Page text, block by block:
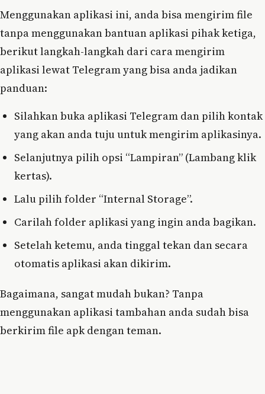
Menggunakan aplikasi ini, anda bisa mengirim file
tanpa menggunakan bantuan aplikasi pihak ketiga,
berikut langkah-langkah dari cara mengirim
aplikasi lewat Telegram yang bisa anda jadikan
panduan:
Silahkan buka aplikasi Telegram dan pilih kontak
yang akan anda tuju untuk mengirim aplikasinya.
Selanjutnya pilih opsi “Lampiran” (Lambang klik
kertas).
Lalu pilih folder “Internal Storage”.
Carilah folder aplikasi yang ingin anda bagikan.
Setelah ketemu, anda tinggal tekan dan secara
otomatis aplikasi akan dikirim.
Bagaimana, sangat mudah bukan? Tanpa
menggunakan aplikasi tambahan anda sudah bisa
berkirim file apk dengan teman.